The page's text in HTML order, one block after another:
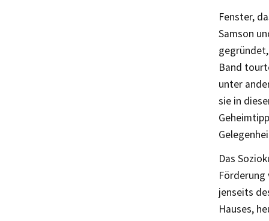
Fenster,
Samson
Band
unter
sie in
Das
jenseits
Hauses,